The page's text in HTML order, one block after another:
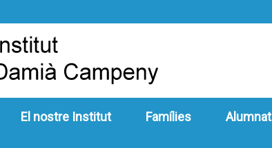
El nostre Institut Famílies Alumnat